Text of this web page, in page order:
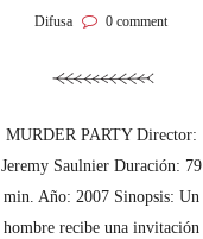
Difusa 0 comment
MURDER PARTY Director:
Jeremy Saulnier Duración: 79
min. Año: 2007 Sinopsis: Un
hombre recibe una invitación